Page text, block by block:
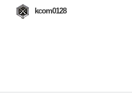
kcom0128